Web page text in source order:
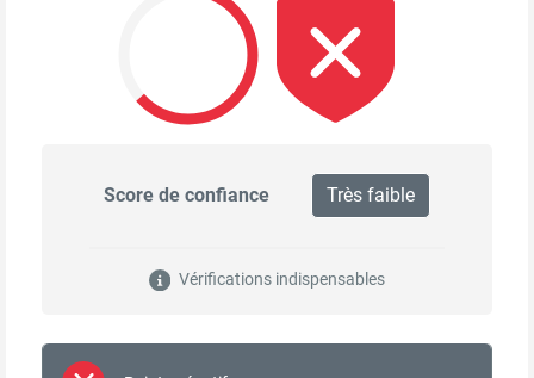
Score de confiance Très faible
Vérifications indispensables